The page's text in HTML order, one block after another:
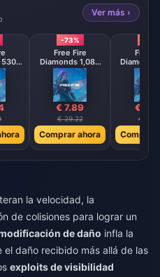
Ver más ›
530
】
-73%
Free Fire
Diamonds 1,080
Diamonds
【Middle East
region optional】
€ 7.89
€ 29.22
Comprar ahora
Free
【
region
€
€
Comprar
la velocidad, la
de colisiones para lograr un
de daño infla la
daño recibido más allá de las
exploits de visibilidad